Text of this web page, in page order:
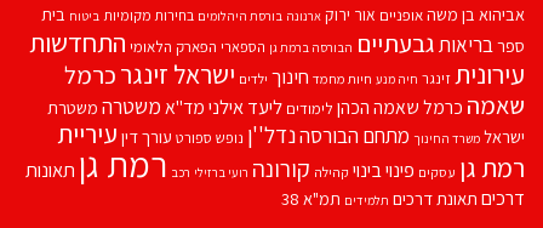
אביהוא בן משהאופניים אור ירוק ארנונה בורסת היהלומים בחירות מקומיות ביטוח בית
ספרבריאותגבעתיים הבורסה ברמת גן הספארי הפארק הלאומי התחדשות
עירוניתזינגר חיה מנע חיות מחמד חינוך ילדים ישראל זינגרכרמל
שאמה כרמל שאמה הכהן לימודים ליעד אילנימד''אמשטרה משטרת
ישראל משרד החינוך מתחם הבורסהנדל''ן נופש ספורט עורך דין עיריית
רמת גן עסקים פינוי בינוי קהילה קורונה רועי ברזילי רכב רמת גן תאונות
דרכים תאונת דרכים תלמידים תמ"א 38